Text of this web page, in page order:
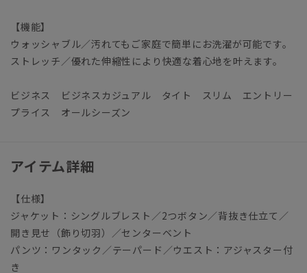
【機能】
ウォッシャブル／汚れてもご家庭で簡単にお洗濯が可能です。
ストレッチ／優れた伸縮性により快適な着心地を叶えます。
ビジネス ビジネスカジュアル タイト スリム エントリー
プライス オールシーズン
アイテム詳細
【仕様】
ジャケット：シングルブレスト／2つボタン／背抜き仕立て／
開き見せ（飾り切羽）／センターベント
パンツ：ワンタック／テーパード／ウエスト：アジャスター付
き